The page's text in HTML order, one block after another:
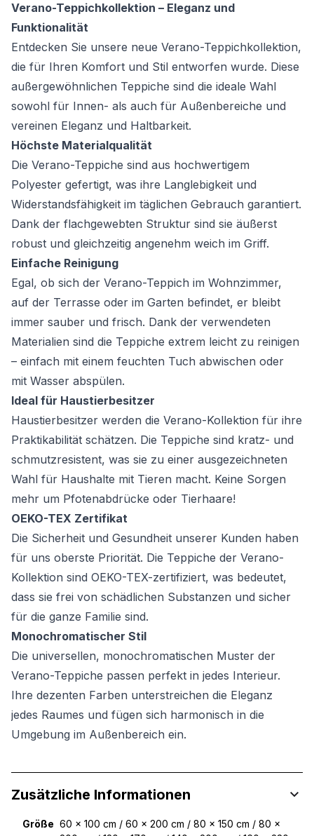
Verano-Teppichkollektion – Eleganz und
Funktionalität
Entdecken Sie unsere neue Verano-Teppichkollektion,
die für Ihren Komfort und Stil entworfen wurde. Diese
außergewöhnlichen Teppiche sind die ideale Wahl
sowohl für Innen- als auch für Außenbereiche und
vereinen Eleganz und Haltbarkeit.
Höchste Materialqualität
Die Verano-Teppiche sind aus hochwertigem
Polyester gefertigt, was ihre Langlebigkeit und
Widerstandsfähigkeit im täglichen Gebrauch garantiert.
Dank der flachgewebten Struktur sind sie äußerst
robust und gleichzeitig angenehm weich im Griff.
Einfache Reinigung
Egal, ob sich der Verano-Teppich im Wohnzimmer,
auf der Terrasse oder im Garten befindet, er bleibt
immer sauber und frisch. Dank der verwendeten
Materialien sind die Teppiche extrem leicht zu reinigen
– einfach mit einem feuchten Tuch abwischen oder
mit Wasser abspülen.
Ideal für Haustierbesitzer
Haustierbesitzer werden die Verano-Kollektion für ihre
Praktikabilität schätzen. Die Teppiche sind kratz- und
schmutzresistent, was sie zu einer ausgezeichneten
Wahl für Haushalte mit Tieren macht. Keine Sorgen
mehr um Pfotenabdrücke oder Tierhaare!
OEKO-TEX Zertifikat
Die Sicherheit und Gesundheit unserer Kunden haben
für uns oberste Priorität. Die Teppiche der Verano-
Kollektion sind OEKO-TEX-zertifiziert, was bedeutet,
dass sie frei von schädlichen Substanzen und sicher
für die ganze Familie sind.
Monochromatischer Stil
Die universellen, monochromatischen Muster der
Verano-Teppiche passen perfekt in jedes Interieur.
Ihre dezenten Farben unterstreichen die Eleganz
jedes Raumes und fügen sich harmonisch in die
Umgebung im Außenbereich ein.
Zusätzliche Informationen
Größe 60 x 100 cm / 60 x 200 cm / 80 x 150 cm / 80 x